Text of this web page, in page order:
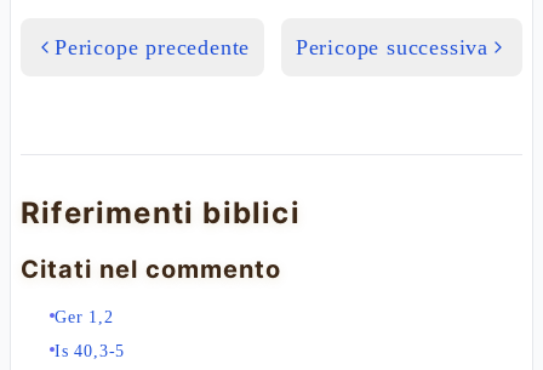
Pericope precedente Pericope successiva
Riferimenti biblici
Citati nel commento
Ger 1,2
Is 40,3-5